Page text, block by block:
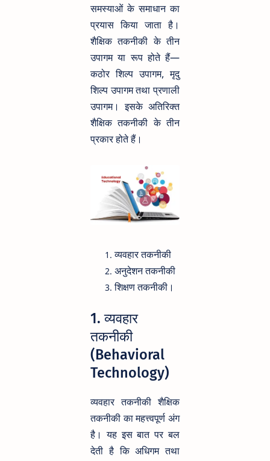
समस्याओं के समाधान का
प्रयास किया जाता है।
शैक्षिक तकनीकी के तीन
उपागम या रूप होते हैं—
कठोर शिल्प उपागम, मृदु
शिल्प उपागम तथा प्रणाली
उपागम। इसके अतिरिक्त
शैक्षिक तकनीकी के तीन
प्रकार होते हैं।
व्यवहार तकनीकी
अनुदेशन तकनीकी
शिक्षण तकनीकी।
1. व्यवहार
तकनीकी
(Behavioral
Technology)
व्यवहार तकनीकी शैक्षिक
तकनीकी का महत्त्वपूर्ण अंग
है। यह इस बात पर बल
देती है कि अधिगम तथा